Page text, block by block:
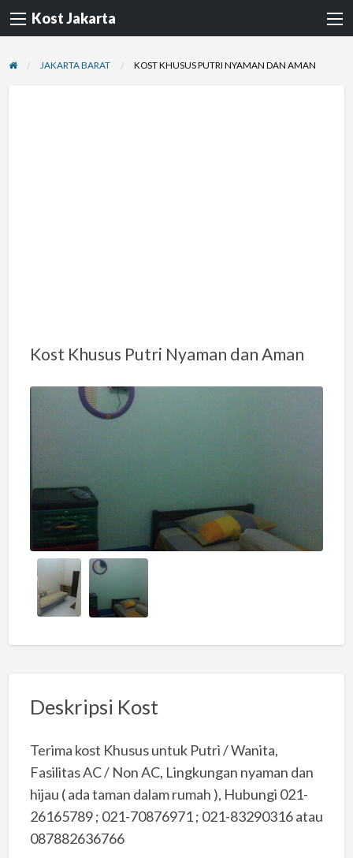
Kost Jakarta
JAKARTA BARAT KOST KHUSUS PUTRI NYAMAN DAN AMAN
Kost Khusus Putri Nyaman dan Aman
Deskripsi Kost
Terima kost Khusus untuk Putri / Wanita,
Fasilitas AC / Non AC, Lingkungan nyaman dan
hijau ( ada taman dalam rumah ), Hubungi 021-
26165789 ; 021-70876971 ; 021-83290316 atau
087882636766